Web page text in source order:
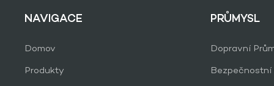
NAVIGACE
Domov
Produkty
PRŮMYSL
Dopravní